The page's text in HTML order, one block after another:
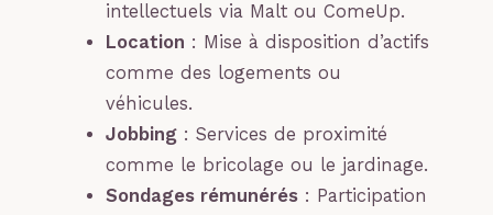
intellectuels via Malt ou ComeUp.
Location : Mise à disposition d’actifs
comme des logements ou
véhicules.
Jobbing : Services de proximité
comme le bricolage ou le jardinage.
Sondages rémunérés : Participation